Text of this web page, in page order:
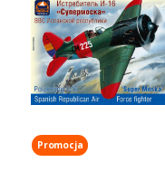
Promocja